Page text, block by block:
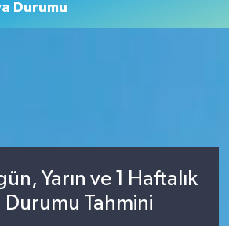
Durumu
Yarın ve 1 Haftalık
Durumu Tahmini